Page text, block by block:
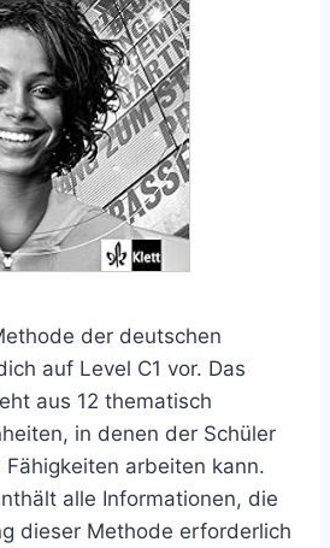
der deutschen
auf Level C1 vor. Das
aus 12 thematisch
in denen der Schüler
arbeiten kann.
alle Informationen, die
dieser Methode erforderlich